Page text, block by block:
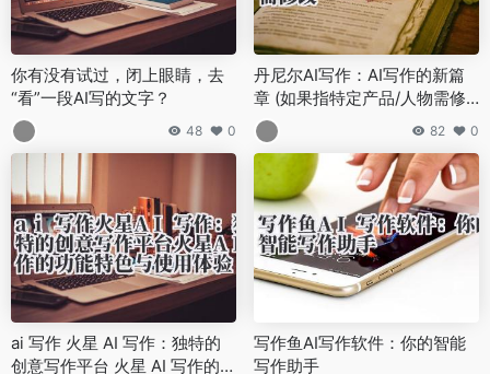
你有没有试过，闭上眼睛，去
“看”一段AI写的文字？
48 0
丹尼尔AI写作：AI写作的新篇
章 (如果指特定产品/人物需修
改)
82 0
ai 写作 火星 AI 写作：独特的
创意写作平台 火星 AI 写作的功
写作鱼AI写作软件：你的智能
写作助手